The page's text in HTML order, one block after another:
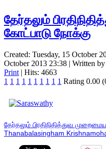
தேர்தலும்
கோட்பாடு நோக்கு
Created: Tuesday, 15 October
October 2013 23:38 | Written by
Print | Hits: 4663
1 1 1 1 1 1 1 1 1 1 Rating 0.00
தேர்தலும் பிரதிநிதித்துவ
Thanabalasingham